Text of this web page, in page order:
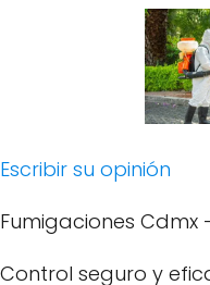
Escribir su opinión
Fumigaciones Cdmx
Control seguro y